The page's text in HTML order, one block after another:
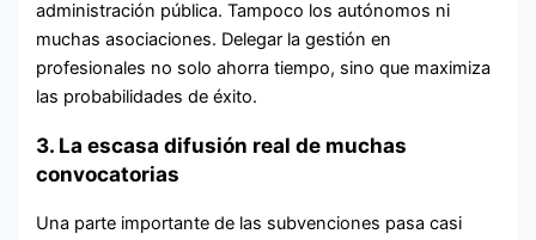
administración pública. Tampoco los autónomos ni
muchas asociaciones. Delegar la gestión en
profesionales no solo ahorra tiempo, sino que maximiza
las probabilidades de éxito.
3. La escasa difusión real de muchas
convocatorias
Una parte importante de las subvenciones pasa casi